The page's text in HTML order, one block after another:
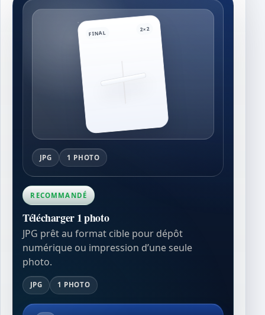
FINAL
2×2
JPG 1 PHOTO
RECOMMANDÉ
Télécharger 1 photo
JPG prêt au format cible pour dépôt
numérique ou impression d’une seule
photo.
JPG 1 PHOTO